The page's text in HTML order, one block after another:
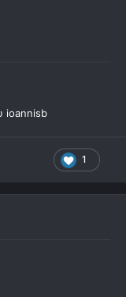
ioannisb
1